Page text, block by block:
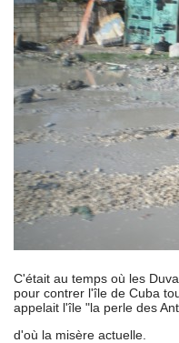
C'était au temps où les
pour contrer l'île de Cuba
appelait l'île "la perle des
d'où la misère actuelle.